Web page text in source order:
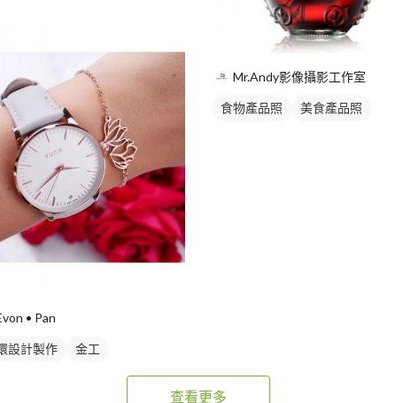
• Pan
設計製作 金工
Mr.Andy影像攝影工作室
食物產品照
美食產品照
查看更多